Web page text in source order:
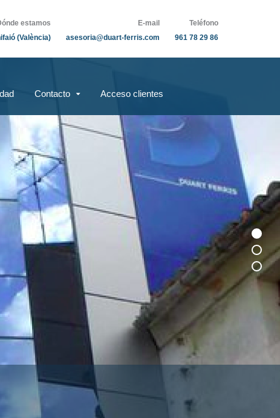
Teléfono
961 78 29 86
E-mail
asesoria@duart-ferris.com
estamos
(València)
Contacto Acceso clientes